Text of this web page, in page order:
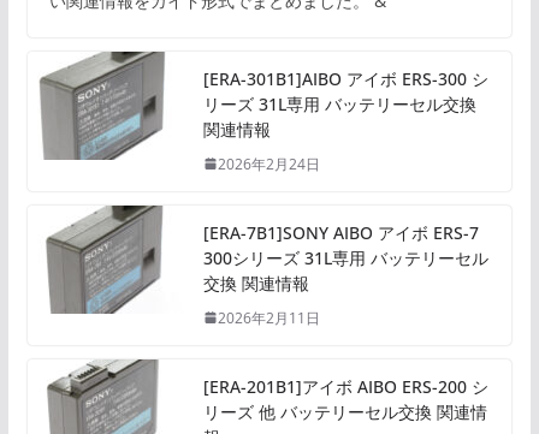
[ERA-301B1]AIBO アイボ ERS-300 シ
リーズ 31L専用 バッテリーセル交換
関連情報
2026年2月24日
[ERA-7B1]SONY AIBO アイボ ERS-7
300シリーズ 31L専用 バッテリーセル
交換 関連情報
2026年2月11日
[ERA-201B1]アイボ AIBO ERS-200 シ
リーズ 他 バッテリーセル交換 関連情